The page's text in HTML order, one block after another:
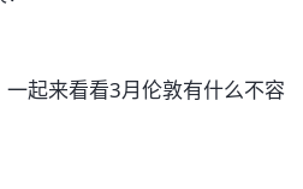
起来看看3月伦敦有什么不容